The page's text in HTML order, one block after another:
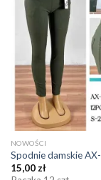
NOWOŚCI
Spodnie damskie
15,00zł